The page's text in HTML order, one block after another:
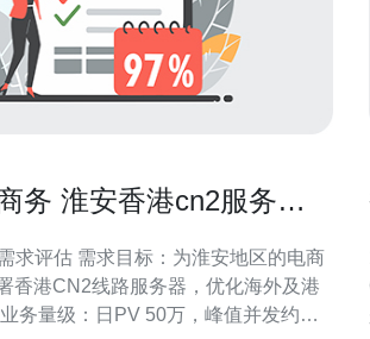
务 淮安香港cn2服务器
求评估 需求目标：为淮安地区的电商
香港CN2线路服务器，优化海外及港
务量级：日PV 50万，峰值并发约